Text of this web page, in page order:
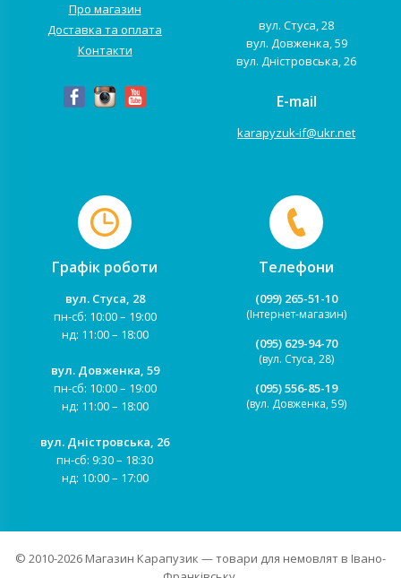
Про магазин
Доставка та оплата
Контакти
вул. Стуса, 28
вул. Довженка, 59
вул. Дністровська, 26
E-mail
karapyzuk-if@ukr.net
Графік роботи
вул. Стуса, 28
пн-сб: 10:00 – 19:00
нд: 11:00 – 18:00
вул. Довженка, 59
пн-сб: 10:00 – 19:00
нд: 11:00 – 18:00
вул. Дністровська, 26
пн-сб: 9:30 – 18:30
нд: 10:00 – 17:00
Телефони
(099) 265-51-10
(Інтернет-магазин)
(095) 629-94-70
(вул. Стуса, 28)
(095) 556-85-19
(вул. Довженка, 59)
© 2010-2026 Магазин Карапузик — товари для немовлят в Івано-